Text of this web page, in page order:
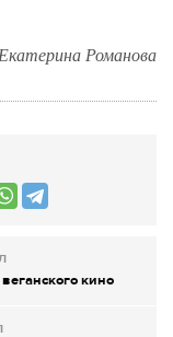
Екатерина Романова
кино